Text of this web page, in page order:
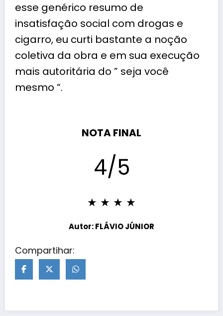
esse genérico resumo de
insatisfação social com drogas e
cigarro, eu curti bastante a noção
coletiva da obra e em sua execução
mais autoritária do ” seja você
mesmo “.
NOTA FINAL
4/5
★ ★ ★ ★
Autor: FLÁVIO JÚNIOR
Compartihar: